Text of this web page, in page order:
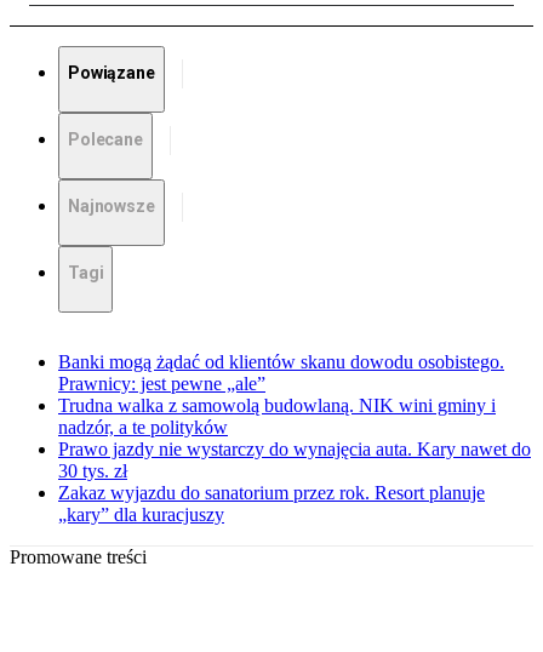
Powiązane
Polecane
Najnowsze
Tagi
Banki mogą żądać od klientów skanu dowodu osobistego.
Prawnicy: jest pewne „ale”
Trudna walka z samowolą budowlaną. NIK wini gminy i
nadzór, a te polityków
Prawo jazdy nie wystarczy do wynajęcia auta. Kary nawet do
30 tys. zł
Zakaz wyjazdu do sanatorium przez rok. Resort planuje
„kary” dla kuracjuszy
Promowane treści